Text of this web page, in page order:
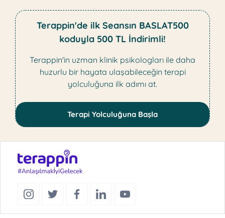
Terappin'de ilk Seansın BASLAT500
koduyla 500 TL İndirimli!
Terappin'in uzman klinik psikologları ile daha
huzurlu bir hayata ulaşabileceğin terapi
yolculuğuna ilk adımı at.
Terapi Yolculuğuna Başla